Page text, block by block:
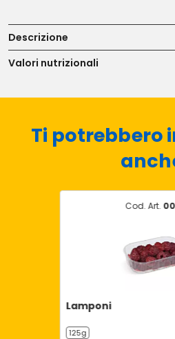
Descrizione
Valori nutrizionali
Ti potrebbero
Cod. Art.
Lamponi
125g